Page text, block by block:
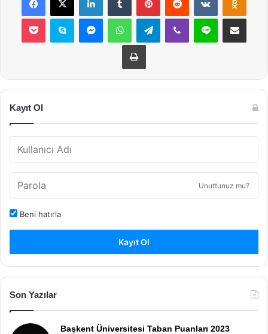
Pocket Skype MessengerWhatsAppTelegramViber Line E-Posta ile
Yazdır
Kayıt Ol
Unuttunuz mu?
Beni hatırla
Kayıt Ol
Son Yazılar
Başkent Üniversitesi Taban Puanları 2023